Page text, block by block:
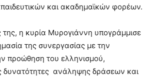
και ακαδημαϊκών φορέων.
της, η κυρία Μυρογιάννη υπογράμμισε
της συνεργασίας με την
προώθηση του ελληνισμού,
δυνατότητες ανάληψης δράσεων και